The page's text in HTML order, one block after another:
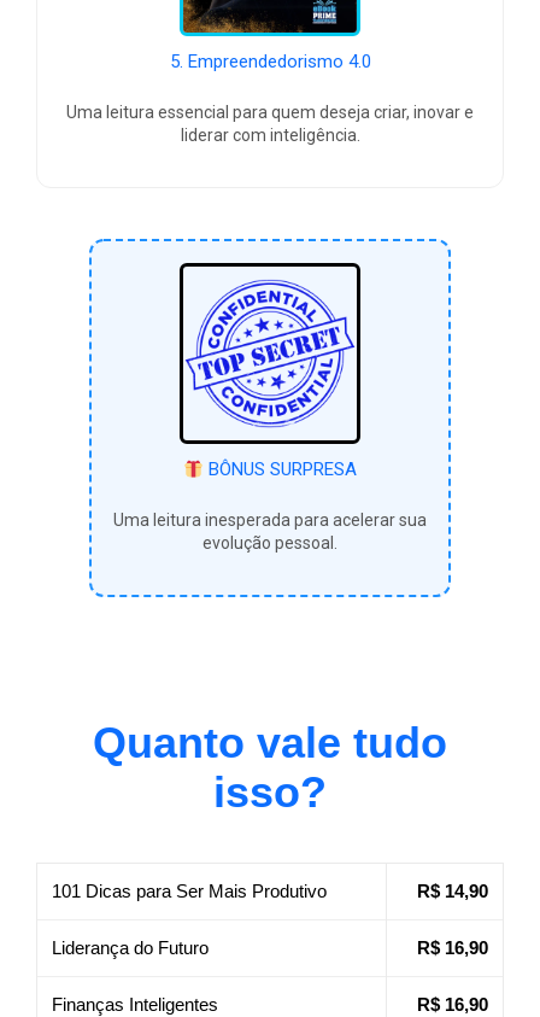
5. Empreendedorismo 4.0
Uma leitura essencial para quem deseja criar, inovar e
liderar com inteligência.
BÔNUS SURPRESA
Uma leitura inesperada para acelerar sua
evolução pessoal.
Quanto vale tudo
isso?
101 Dicas para Ser Mais Produtivo R$ 14,90
Liderança do Futuro R$ 16,90
Finanças Inteligentes R$ 16,90